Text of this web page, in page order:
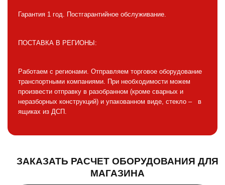
Гарантия 1 год. Постгарантийное обслуживание.
ПОСТАВКА В РЕГИОНЫ:
Работаем с регионами. Отправляем торговое оборудование
транспортными компаниями. При необходимости можем
произвести отправку в разобранном (кроме сварных и
неразборных конструкций) и упакованном виде, стекло – в
ящиках из ДСП.
ЗАКАЗАТЬ РАСЧЕТ ОБОРУДОВАНИЯ ДЛЯ
МАГАЗИНА